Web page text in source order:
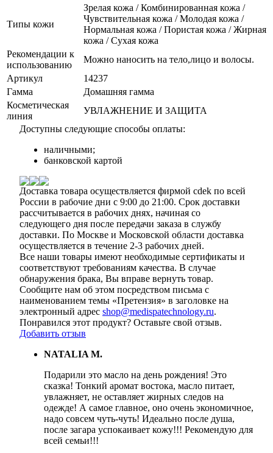
Типы кожи
Зрелая кожа / Комбинированная кожа /
Чувствительная кожа / Молодая кожа /
Нормальная кожа / Пористая кожа / Жирная
кожа / Сухая кожа
Рекомендации к
использованию
Можно наносить на тело,лицо и волосы.
Артикул
14237
Гамма
Домашняя гамма
Косметическая
линия
УВЛАЖНЕНИЕ И ЗАЩИТА
Доступны следующие способы оплаты:
наличными;
банковской картой
Доставка товара осуществляется фирмой cdek по всей
России в рабочие дни с 9:00 до 21:00. Срок доставки
рассчитывается в рабочих днях, начиная со
следующего дня после передачи заказа в службу
доставки. По Москве и Московской области доставка
осуществляется в течение 2-3 рабочих дней.
Все наши товары имеют необходимые сертификаты и
соответствуют требованиям качества. В случае
обнаружения брака, Вы вправе вернуть товар.
Сообщите нам об этом посредством письма с
наименованием темы «Претензия» в заголовке на
электронный адрес shop@medispatechnology.ru.
Понравился этот продукт? Оставьте свой отзыв.
Добавить отзыв
NATALIA M.
Подарили это масло на день рождения! Это
сказка! Тонкий аромат востока, масло питает,
увлажняет, не оставляет жирных следов на
одежде! А самое главное, оно очень экономичное,
надо совсем чуть-чуть! Идеально после душа,
после загара успокаивает кожу!!! Рекомендую для
всей семьи!!!